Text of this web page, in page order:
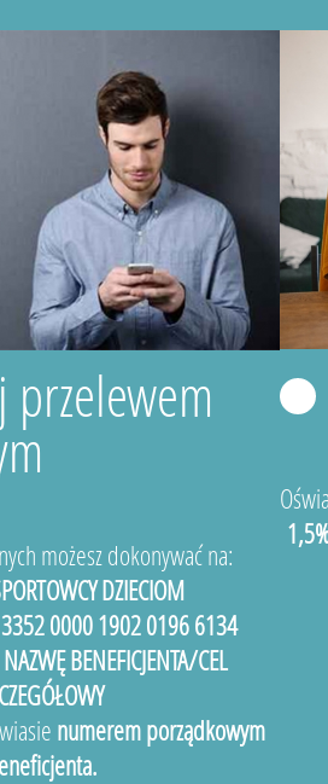
przelewem
możesz dokonywać na:
DZIECIOM
0000 1902 0196 6134
NAZWĘ BENEFICJENTA/CEL
numerem porządkowym